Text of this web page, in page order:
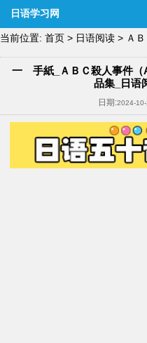
日语学习网
当前位置: 首页 > 日语阅读 > Ａ
一 手紙_ＡＢＣ殺人事件（
品集_日语
日期:2024-